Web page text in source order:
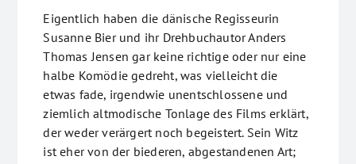
Eigentlich haben die dänische Regisseurin
Susanne Bier und ihr Drehbuchautor Anders
Thomas Jensen gar keine richtige oder nur eine
halbe Komödie gedreht, was vielleicht die
etwas fade, irgendwie unentschlossene und
ziemlich altmodische Tonlage des Films erklärt,
der weder verärgert noch begeistert. Sein Witz
ist eher von der biederen, abgestandenen Art;